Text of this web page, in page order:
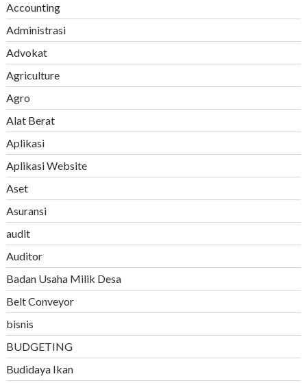
Accounting
Administrasi
Advokat
Agriculture
Agro
Alat Berat
Aplikasi
Aplikasi Website
Aset
Asuransi
audit
Auditor
Badan Usaha Milik Desa
Belt Conveyor
bisnis
BUDGETING
Budidaya Ikan